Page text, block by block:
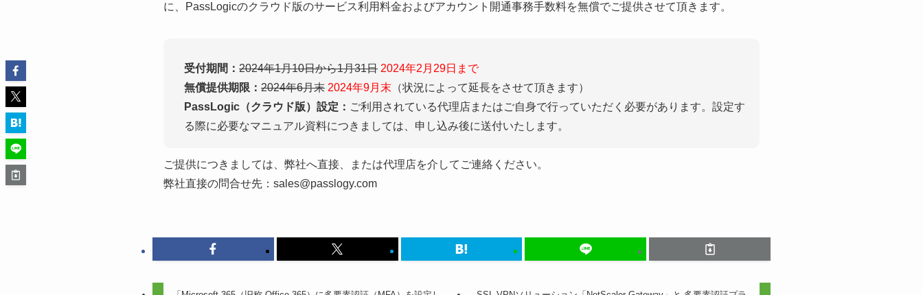
に、PassLogicのクラウド版のサービス利用料金およびアカウント開通事務手数料を無償でご提供させて頂きます。
受付期間： 2024年1月10日から1月31日 2024年2月29日まで
無償提供期限： 2024年6月末 2024年9月末 （状況によって延長をさせて頂きます）
PassLogic（クラウド版）設定： ご利用されている代理店またはご自身で行っていただく必要があります。設定す
る際に必要なマニュアル資料につきましては、申し込み後に送付いたします。
ご提供につきましては、弊社へ直接、または代理店を介してご連絡ください。
弊社直接の問合せ先：sales@passlogy.com